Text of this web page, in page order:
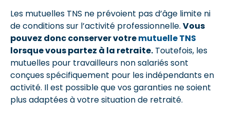
Les mutuelles TNS ne prévoient pas d’âge limite ni
de conditions sur l’activité professionnelle. Vous
pouvez donc conserver votremutuelle TNS
lorsque vous partez à la retraite. Toutefois, les
mutuelles pour travailleurs non salariés sont
conçues spécifiquement pour les indépendants en
activité. Il est possible que vos garanties ne soient
plus adaptées à votre situation de retraité.